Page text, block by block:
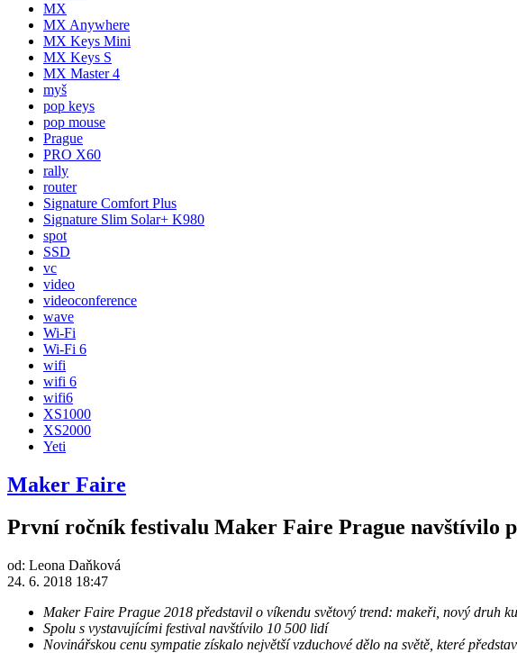
MX
MX Anywhere
MX Keys Mini
MX Keys S
MX Master 4
myš
pop keys
pop mouse
Prague
PRO X60
rally
router
Signature Comfort Plus
Signature Slim Solar+ K980
spot
SSD
vc
video
videoconference
wave
Wi-Fi
Wi-Fi 6
wifi
wifi 6
wifi6
XS1000
XS2000
Yeti
Maker Faire
První ročník festivalu Maker Faire Prague navštívilo
od: Leona Daňková
24. 6. 2018 18:47
Maker Faire Prague 2018 představil o víkendu světový trend: makeři, nový druh
Spolu s vystavujícími festival navštívilo 10 500 lidí
Novinářskou cenu sympatie získalo největší vzduchové dělo na světě, které